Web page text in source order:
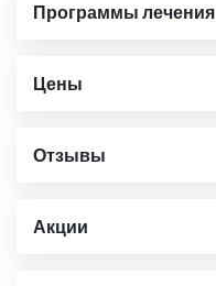
Программы лечения
Цены
Отзывы
Акции